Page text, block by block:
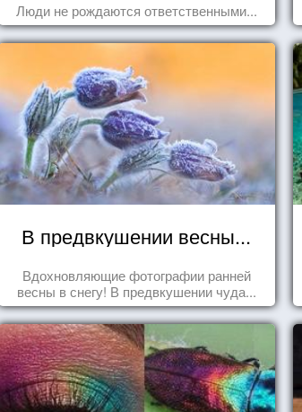
Люди не рождаются ответственными...
В предвкушении весны...
Вдохновляющие фотографии ранней
весны в снегу! В предвкушении чуда...